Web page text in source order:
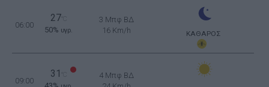
06:00
27
50% υγρ.
3 Μπφ ΒΔ
16 Km/h
ΚΑΘΑΡΟΣ
09:00
31
4 Μπφ ΒΔ